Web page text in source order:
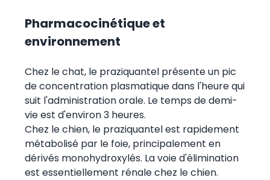
Pharmacocinétique et
environnement
Chez le chat, le praziquantel présente un pic
de concentration plasmatique dans l'heure qui
suit l'administration orale. Le temps de demi-
vie est d'environ 3 heures.
Chez le chien, le praziquantel est rapidement
métabolisé par le foie, principalement en
dérivés monohydroxylés. La voie d'élimination
est essentiellement rénale chez le chien.